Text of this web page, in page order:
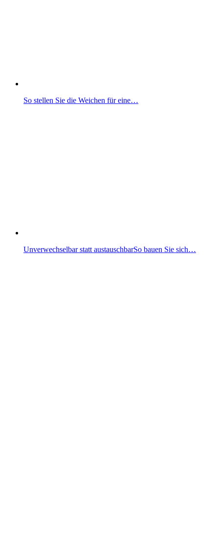
So stellen Sie die Weichen für eine…
Unverwechselbar statt austauschbarSo bauen Sie sich…